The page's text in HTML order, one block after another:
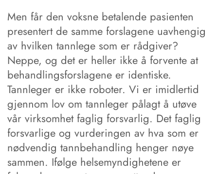
Men får den voksne betalende pasienten
presentert de samme forslagene uavhengig
av hvilken tannlege som er rådgiver?
Neppe, og det er heller ikke å forvente at
behandlingsforslagene er identiske.
Tannleger er ikke roboter. Vi er imidlertid
gjennom lov om tannleger pålagt å utøve
vår virksomhet faglig forsvarlig. Det faglig
forsvarlige og vurderingen av hva som er
nødvendig tannbehandling henger nøye
sammen. Ifølge helsemyndighetene er